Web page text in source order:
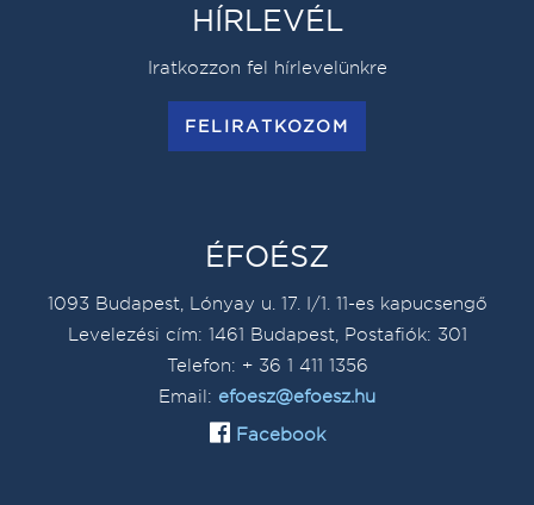
HÍRLEVÉL
Iratkozzon fel hírlevelünkre
FELIRATKOZOM
ÉFOÉSZ
1093 Budapest, Lónyay u. 17. I/1. 11-es kapucsengő
Levelezési cím: 1461 Budapest, Postafiók: 301
Telefon: + 36 1 411 1356
Email: efoesz@efoesz.hu
Facebook